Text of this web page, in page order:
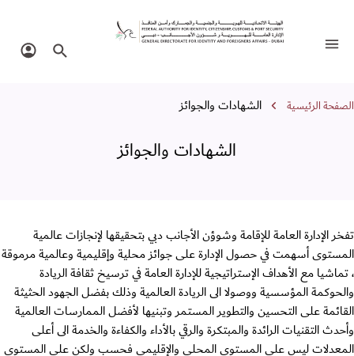
الشهادات والجوائز
تبديل التنقل البحث في
مسار التنقل
الصفحة الرئيسية الشهادات والجوائز
الشهادات والجوائز
تفخر الإدارة العامة للإقامة وشوؤن الأجانب دبي بتحقيقها لإنجازات عالمية
المستوى أسهمت في حصول الإدارة على جوائز محلية وإقليمية وعالمية مرموقة
، تماشيا مع الأهداف الإستراتيجية للإدارة العامة في ترسيخ ثقافة الريادة
والحوكمة المؤسسية ووصولا الى الريادة العالمية وذلك بفضل الجهود الحثيثة
القائمة على التحسين والتطوير المستمر وتبنيها لأفضل الممارسات العالمية
وأحدث التقنيات الرائدة والمبتكرة والرقي بالأداء والكفاءة والخدمة الى أعلى
المعدلات ليس على المستوى المحلي والإقليمي فحسب ولكن على المستوى